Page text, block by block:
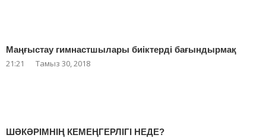
Маңғыстау гимнастшылары биіктерді бағындырмақ
21:21 Тамыз 30, 2018
ШӘКӘРІМНІҢ КЕМЕҢГЕРЛІГІ НЕДЕ?